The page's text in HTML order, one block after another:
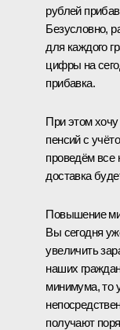
рублей
Безусловно,
для каждого
цифры на
прибавка.
При этом
пенсий с
проведём все
доставка
Повышение
Вы сегодня
увеличить
наших
минимума, то
получают